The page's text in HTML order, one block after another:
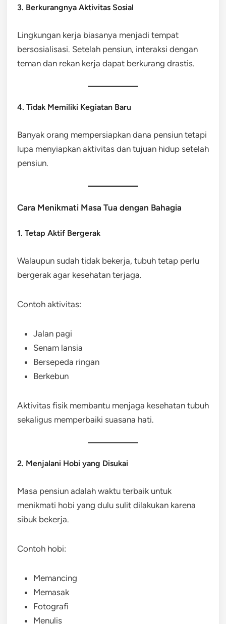
3. Berkurangnya Aktivitas Sosial
Lingkungan kerja biasanya menjadi tempat
bersosialisasi. Setelah pensiun, interaksi dengan
teman dan rekan kerja dapat berkurang drastis.
4. Tidak Memiliki Kegiatan Baru
Banyak orang mempersiapkan dana pensiun tetapi
lupa menyiapkan aktivitas dan tujuan hidup setelah
pensiun.
Cara Menikmati Masa Tua dengan Bahagia
1. Tetap Aktif Bergerak
Walaupun sudah tidak bekerja, tubuh tetap perlu
bergerak agar kesehatan terjaga.
Contoh aktivitas:
Jalan pagi
Senam lansia
Bersepeda ringan
Berkebun
Aktivitas fisik membantu menjaga kesehatan tubuh
sekaligus memperbaiki suasana hati.
2. Menjalani Hobi yang Disukai
Masa pensiun adalah waktu terbaik untuk
menikmati hobi yang dulu sulit dilakukan karena
sibuk bekerja.
Contoh hobi:
Memancing
Memasak
Fotografi
Menulis